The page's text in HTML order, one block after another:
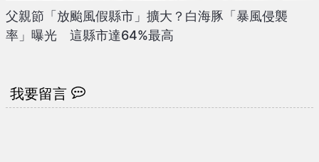
父親節「放颱風假縣市」擴大？白海豚「暴風侵襲
率」曝光 這縣市達64%最高
我要留言